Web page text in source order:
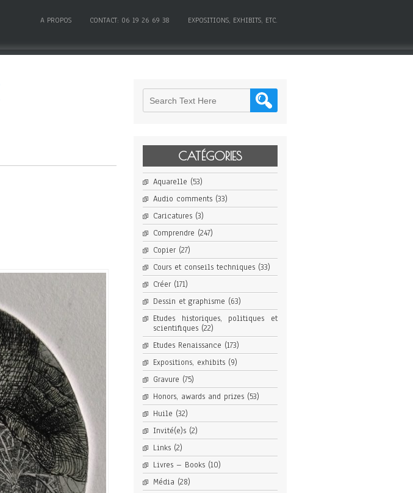
A PROPOS CONTACT: 06 19 26 69 38 EXPOSITIONS, EXHIBITS, ETC.
CATÉGORIES
Aquarelle (53)
Audio comments(33)
Caricatures(3)
Comprendre (247)
Copier(27)
Cours et conseils techniques(33)
Créer(171)
Dessin et graphisme (63)
Etudes historiques, politiques et
scientifiques(22)
Etudes Renaissance (173)
Expositions, exhibits(9)
Gravure (75)
Honors, awards and prizes(53)
Huile (32)
Invité(e)s(2)
Links(2)
Livres – Books(10)
Média (28)